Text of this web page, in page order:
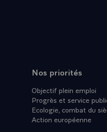
POUR LA
SE
ILS ONT
Nos priorités
Objectif plein emploi
Progrès et service
Ecologie, combat du
Action européenne